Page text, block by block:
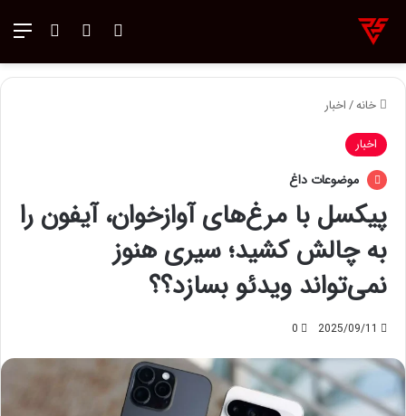
تغییر پوسته ورود
خانه/اخبار
اخبار
موضوعات داغ
پیکسل با مرغ‌های آوازخوان، آیفون را
به چالش کشید؛ سیری هنوز
نمی‌تواند ویدئو بسازد؟؟
2025/09/11
0